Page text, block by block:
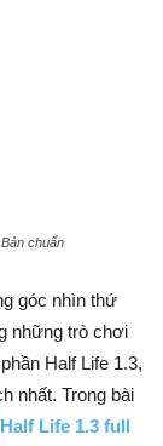
chuẩn
góc nhìn thứ
những trò chơi
Half Life 1.3,
nhất. Trong bài
Life 1.3 full